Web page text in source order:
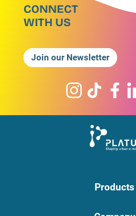
CONNECT
WITH US
Join our Newsletter
Products